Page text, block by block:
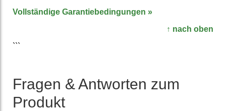
Voll­ständige Garantie­bedingungen »
↑ nach oben
```
Fragen & Antworten zum
Produkt